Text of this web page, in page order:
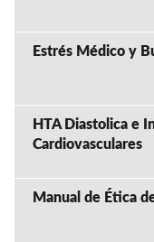
Estrés Médico y
HTA Diastolica e
Cardiovasculares
Manual de Ética